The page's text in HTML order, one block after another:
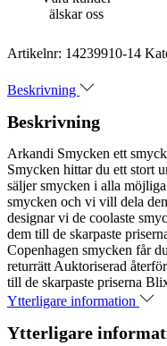
älskar oss
Artikelnr: 14239910-14
Beskrivning
Beskrivning
Arkandi Smycken ett
Smycken hittar du ett stort
säljer smycken i alla
smycken och vi vill dela
designar vi de coolaste
dem till de skarpaste
Copenhagen smycken får
returrätt Auktoriserad
till de skarpaste priserna
Ytterligare information
Ytterligare